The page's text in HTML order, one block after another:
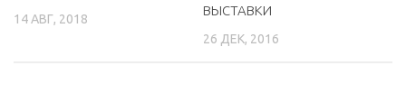
14 АВГ, 2018
ВЫСТАВКИ
26 ДЕК, 2016